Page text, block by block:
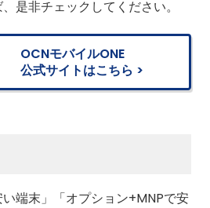
是非チェックしてください。
OCNモバイルONE
公式サイトはこちら >
端末」「オプション+MNPで安